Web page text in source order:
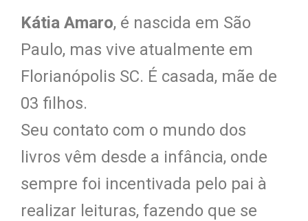
Kátia Amaro, é nascida em São
Paulo, mas vive atualmente em
Florianópolis SC. É casada, mãe de
03 filhos.
Seu contato com o mundo dos
livros vêm desde a infância, onde
sempre foi incentivada pelo pai à
realizar leituras, fazendo que se